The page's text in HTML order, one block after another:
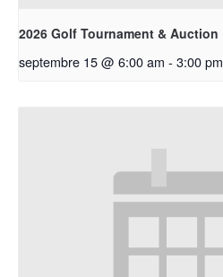
2026 Golf Tournament & Auction
septembre 15 @ 6:00 am - 3:00 pm